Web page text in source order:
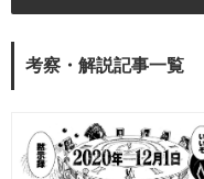
考察・解説記事一覧